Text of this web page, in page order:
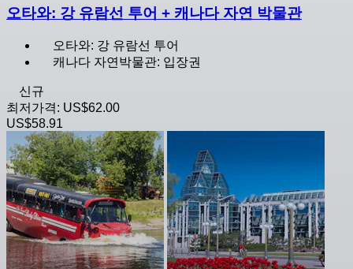
오타와: 강 유람선 투어 + 캐나다 자연 박물관
오타와: 강 유람선 투어
캐나다 자연박물관: 입장권
신규
최저가격: US$62.00
US$58.91